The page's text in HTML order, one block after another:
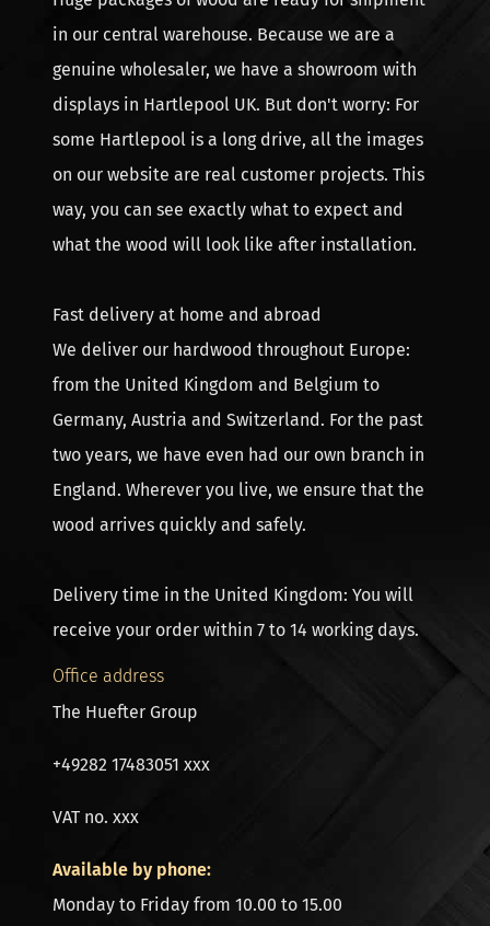
in our central warehouse. Because we are a
genuine wholesaler, we have a showroom with
displays in Hartlepool UK. But don't worry: For
some Hartlepool is a long drive, all the images
on our website are real customer projects. This
way, you can see exactly what to expect and
what the wood will look like after installation.
Fast delivery at home and abroad
We deliver our hardwood throughout Europe:
from the United Kingdom and Belgium to
Germany, Austria and Switzerland. For the past
two years, we have even had our own branch in
England. Wherever you live, we ensure that the
wood arrives quickly and safely.
Delivery time in the United Kingdom: You will
receive your order within 7 to 14 working days.
Office address
The Huefter Group
+49282 17483051 xxx
VAT no. xxx
Available by phone:
Monday to Friday from 10.00 to 15.00